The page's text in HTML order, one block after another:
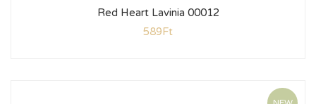
Red Heart Lavinia 00012
589Ft